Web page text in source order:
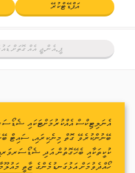
އަޕްޑޭޓްކުރޭ
ޕީ.އެން.ޖީ އެއް ގޮތަށް
އެނަލިޓިކްސް އެއްކުރުމަށްޓަކައި
ބޭނުންކުރެވޭ ގޮތް މިނެކިރައި، ސައިޓް
ކުކީތަކާއި ބެހޭގޮތުން އަދި
ހޯއްދެވުމަށް އަޅުގަނޑުމެންގެ ޒާތީ